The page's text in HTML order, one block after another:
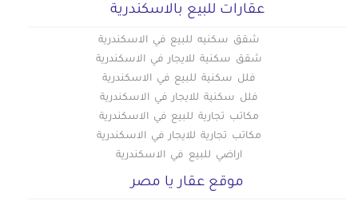
عقارات للبيع بالاسكندرية
شقق سكنيه للبيع في الاسكندرية
شقق سكنية للايجار في الاسكندرية
فلل سكنية للبيع في الاسكندرية
فلل سكنية للايجار في الاسكندرية
مكاتب تجارية للبيع في الاسكندرية
مكاتب تجارية للايجار في الاسكندرية
اراضي للبيع في الاسكندرية
موقع عقار يا مصر